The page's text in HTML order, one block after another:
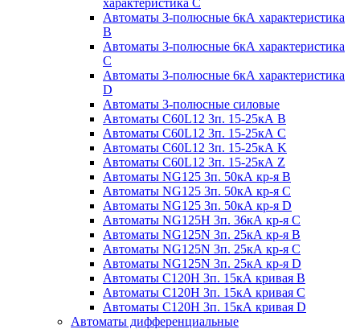
Автоматы 3-полюсные 6кА характеристика
B
Автоматы 3-полюсные 6кА характеристика
C
Автоматы 3-полюсные 6кА характеристика
D
Автоматы 3-полюсные силовые
Автоматы C60L12 3п. 15-25кА B
Автоматы C60L12 3п. 15-25кА C
Автоматы C60L12 3п. 15-25кА K
Автоматы C60L12 3п. 15-25кА Z
Автоматы NG125 3п. 50кА кр-я B
Автоматы NG125 3п. 50кА кр-я C
Автоматы NG125 3п. 50кА кр-я D
Автоматы NG125H 3п. 36кА кр-я C
Автоматы NG125N 3п. 25кА кр-я B
Автоматы NG125N 3п. 25кА кр-я C
Автоматы NG125N 3п. 25кА кр-я D
Автоматы С120Н 3п. 15кА кривая B
Автоматы С120Н 3п. 15кА кривая C
Автоматы С120Н 3п. 15кА кривая D
Автоматы дифференциальные